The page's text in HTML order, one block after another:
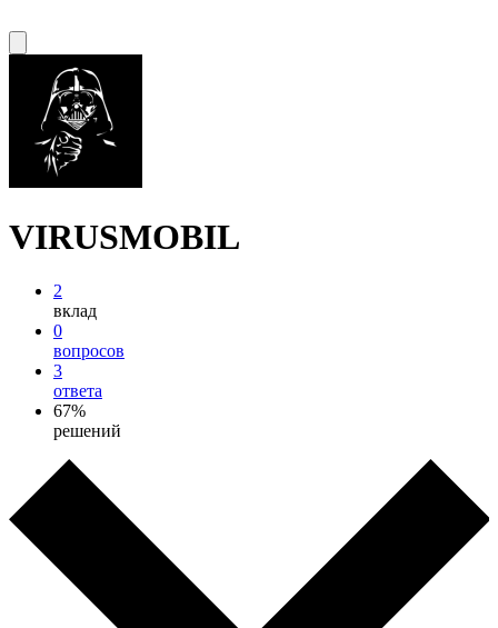
VIRUSMOBIL
2
вклад
0
вопросов
3
ответа
67%
решений